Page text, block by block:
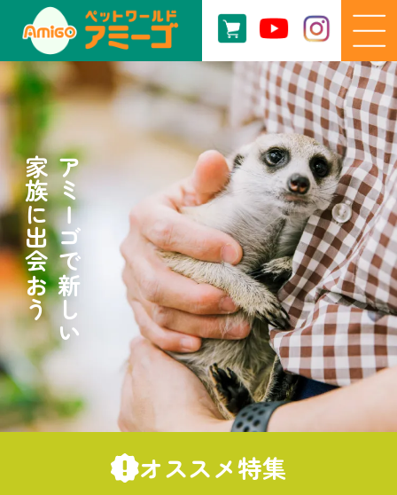
アミーゴで新しい
家族に出会おう
オススメ特集